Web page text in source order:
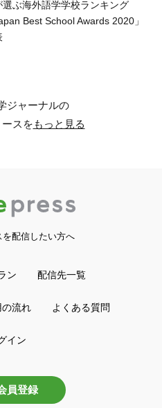
選ぶ海外語学学校ランキング
Best School Awards 2020」
ジャーナルの
スをもっと見る
を配信したい方へ
ン 配信先一覧
の流れ よくある質問
イン
員登録